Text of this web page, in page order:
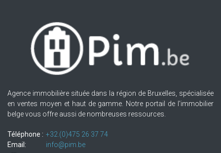
Agence immobilière située dans la région de Bruxelles, spécialisée
en ventes moyen et haut de gamme. Notre portail de l'immobilier
belge vous offre aussi de nombreuses ressources.
Téléphone : +32.(0)475 26 37 74
Email:
info@pim.be